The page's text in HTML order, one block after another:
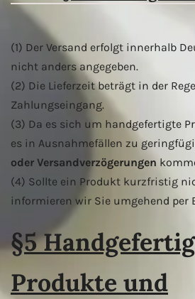
(1) Der Versand erfolgt innerhalb
nicht anders angegeben.
(2) Die Lieferzeit beträgt in der
Zahlungseingang.
(3) Da es sich um handgefertigte
es in Ausnahmefällen zu
oder Versandverzögerungen
(4) Sollte ein Produkt kurzfristig
informieren wir Sie umgehend per
§5
Produkte und